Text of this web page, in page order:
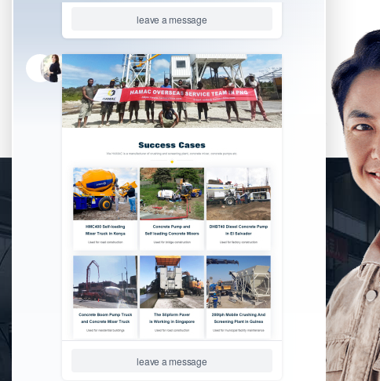
ОСТАВИТЬ СООБЩЕНИЕ
Качество продукции -это жизнь, внимательные услуги -это
движущая сила. HAMAC стремится предоставить нашим
клиентам услуги по консультированию, разработке
место, послепродажному обслуживанию и т. д.
БЕСПЛАТНЫЙ АНАЛИЗ
БЮДЖЕТА,
ПРОГРАММЫ
ВЫСОКОЕ КАЧЕСТВО И
ПОЛНЫЙ СПЕКТР